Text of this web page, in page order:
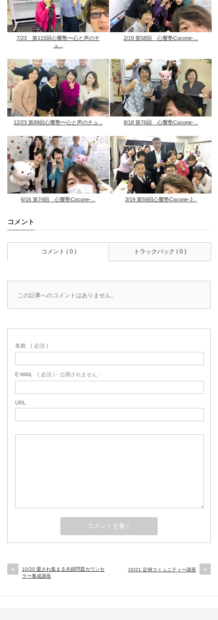
7/23 第115回心響塾〜心と声のチ
ュ...
2/19 第58回 心響塾Cocone-...
12/23 第89回心響塾〜心と声のチュ... 8/18 第76回 心響塾Cocone-...
6/16 第74回 心響塾Cocone-... 3/19 第59回心響塾Cocone-J...
コメント
コメント ( 0 ) トラックバック ( 0 )
この記事へのコメントはありません。
名前 ( 必須 )
E-MAIL ( 必須 ) - 公開されません -
URL
10/20 愛され集まる夫婦問題カウンセ
ラー養成講座
10/21 定例コミュニティー講座